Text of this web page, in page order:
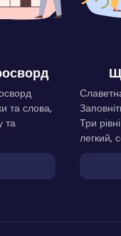
та слова,
та
Три
легкий,